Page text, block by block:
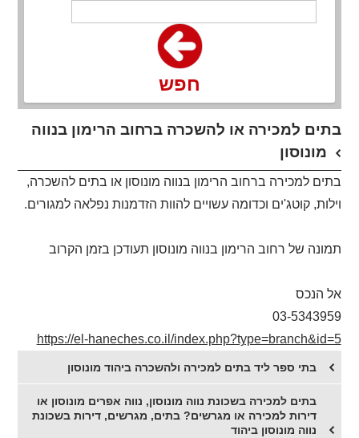
חפש
בתים למכירה או להשכרה ברחוב הרימון בנווה
מונוסון
בתים למכירה ברחוב הרימון בנווה מונוסון או בתים להשכרה,
וילות, קוטג'ים וכדומה עשויים להוות הזדמנות נפלאה למגורים.
תמונה של רחוב הרימון בנווה מונוסון תעודכן בזמן הקרוב
אל הנכס
03-5343959
https://el-haneches.co.il/index.php?type=branch&id=5
בתי ספר ליד בתים למכירה ולהשכרה ביהוד מונוסון
בתים למכירה בשכונת נווה מונוסון, נווה אפרים מונוסון או
דירות למכירה או מגרשים? בתים, מגרשים, דירות בשכונת
נווה מונוסון ביהוד